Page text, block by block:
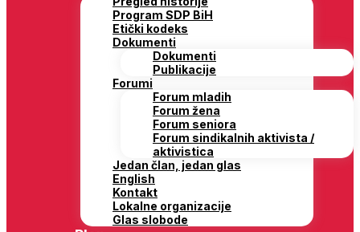
Program SDP BiH
Etički kodeks
Dokumenti
Dokumenti
Publikacije
Forumi
Forum mladih
Forum žena
Forum seniora
Forum sindikalnih aktivista /
aktivistica
Jedan član, jedan glas
English
Kontakt
Lokalne organizacije
Glas slobode